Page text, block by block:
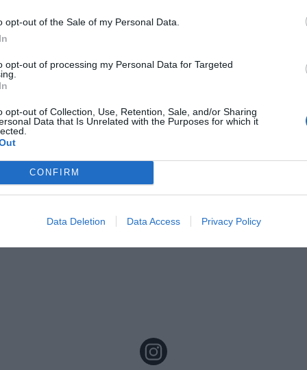
opt-out of the Sale of my Personal Data.
opt-out of processing my Personal Data for Targeted
opt-out of Collection, Use, Retention, Sale, and/or Sharing
Data that Is Unrelated with the Purposes for which it
CONFIRM
Data Deletion Data Access Privacy Policy
l’estil tradicional. Aquest municipi ofereix una
natura i cultura, ideal tant per a qui busca una estada
un entorn tranquil i envoltat de bellesa. És un lloc on
completa, entre passejades, activitats
a font preferida de Google de forma gratuïta.
notícies d'actualitat